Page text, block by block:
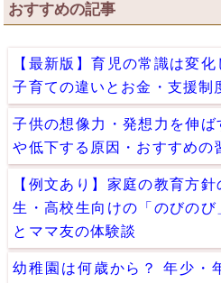
おすすめの記事
【最新版】育児の常識は変
子育ての違いとお金・支援制
子供の想像力・発想力を伸
や低下する原因・おすすめの
【例文あり】家庭の教育方
生・高校生向けの「のびの
とママ友の体験談
幼稚園は何歳から？ 年少・